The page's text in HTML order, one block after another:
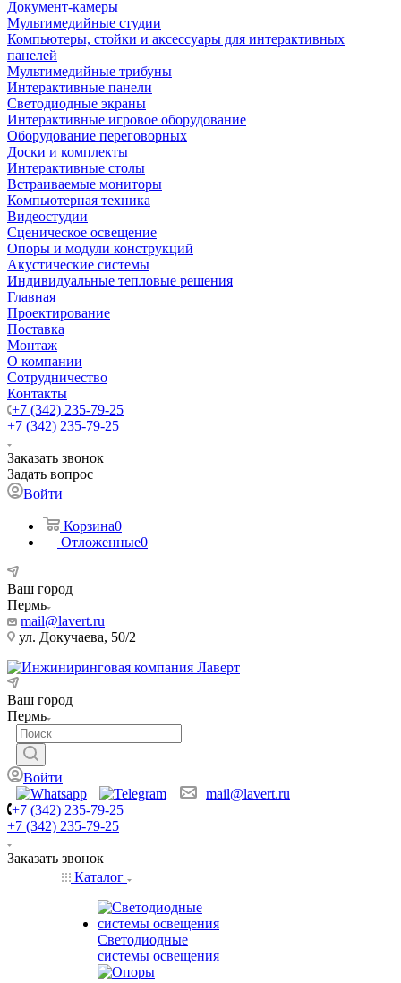
Документ-камеры
Мультимедийные студии
Компьютеры, стойки и аксессуары для интерактивных
панелей
Мультимедийные трибуны
Интерактивные панели
Светодиодные экраны
Интерактивные игровое оборудование
Оборудование переговорных
Доски и комплекты
Интерактивные столы
Встраиваемые мониторы
Компьютерная техника
Видеостудии
Cценическое освещение
Опоры и модули конструкций
Акустические системы
Индивидуальные тепловые решения
Главная
Проектирование
Поставка
Монтаж
О компании
Сотрудничество
Контакты
+7 (342) 235-79-25
+7 (342) 235-79-25
Заказать звонок
Задать вопрос
Войти
Корзина0
Отложенные0
Ваш город
Пермь
mail@lavert.ru
ул. Докучаева, 50/2
Ваш город
Пермь
Войти
mail@lavert.ru
+7 (342) 235-79-25
+7 (342) 235-79-25
Заказать звонок
Каталог
Светодиодные
системы освещения